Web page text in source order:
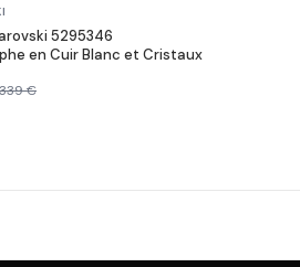
5295346
en Cuir Blanc et Cristaux
339 €